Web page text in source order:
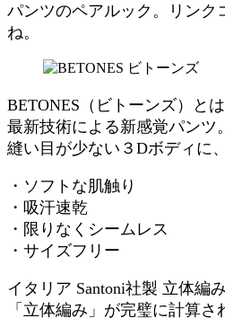
パンツのペアルック。リン
ね。
BETONES（ビトーンズ）と
最新技術による新感覚パンツ。
縫い目が少ない３Dボディに
・ソフトな肌触り
・吸汗速乾
・限りなくシームレス
・サイズフリー
イタリア Santoni社製 立体編
「立体編み」が完璧に計算さ